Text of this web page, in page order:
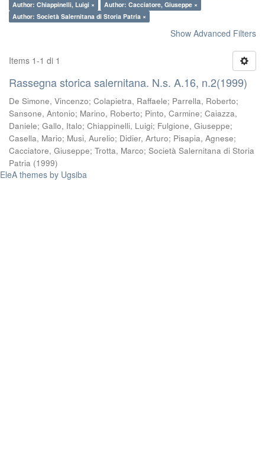
Author: Chiappinelli, Luigi ×
Author: Cacciatore, Giuseppe ×
Author: Società Salernitana di Storia Patria ×
Show Advanced Filters
Items 1-1 di 1
Rassegna storica salernitana. N.s. A.16, n.2(1999)
De Simone, Vincenzo; Colapietra, Raffaele; Parrella, Roberto;
Sansone, Antonio; Marino, Roberto; Pinto, Carmine; Caiazza,
Daniele; Gallo, Italo; Chiappinelli, Luigi; Fulgione, Giuseppe;
Casella, Mario; Musi, Aurelio; Didier, Arturo; Pisapia, Agnese;
Cacciatore, Giuseppe; Trotta, Marco; Società Salernitana di Storia
Patria (1999)
EleA themes by Ugsiba